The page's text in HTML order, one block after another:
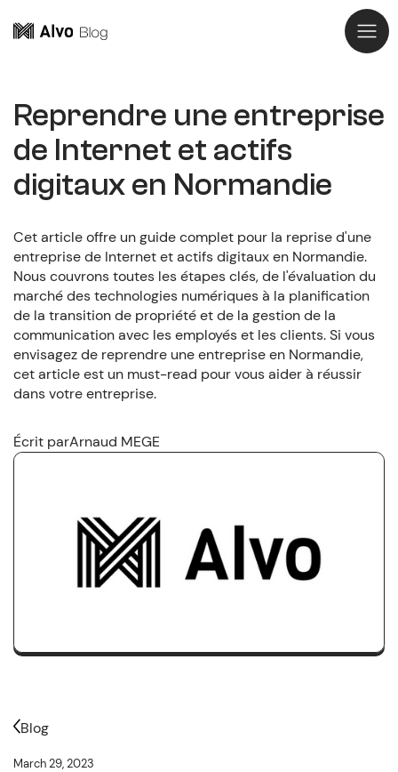
Reprendre une entreprise
de Internet et actifs
digitaux en Normandie
Cet article offre un guide complet pour la reprise d'une
entreprise de Internet et actifs digitaux en Normandie.
Nous couvrons toutes les étapes clés, de l'évaluation du
marché des technologies numériques à la planification
de la transition de propriété et de la gestion de la
communication avec les employés et les clients. Si vous
envisagez de reprendre une entreprise en Normandie,
cet article est un must-read pour vous aider à réussir
dans votre entreprise.
Écrit parArnaud MEGE
Blog
March 29, 2023